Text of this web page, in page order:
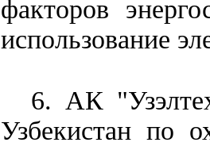
факторов
использование
6. АК
Узбекистан по